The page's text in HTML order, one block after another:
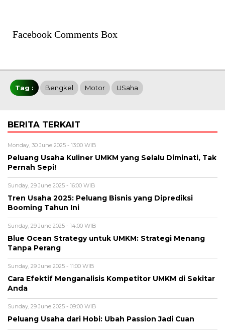
Facebook Comments Box
Tag : Bengkel Motor USaha
BERITA TERKAIT
Monday, 30 June 2025 - 13:00 WIB
Peluang Usaha Kuliner UMKM yang Selalu Diminati, Tak
Pernah Sepi!
Sunday, 29 June 2025 - 16:00 WIB
Tren Usaha 2025: Peluang Bisnis yang Diprediksi
Booming Tahun Ini
Sunday, 29 June 2025 - 14:00 WIB
Blue Ocean Strategy untuk UMKM: Strategi Menang
Tanpa Perang
Sunday, 29 June 2025 - 11:00 WIB
Cara Efektif Menganalisis Kompetitor UMKM di Sekitar
Anda
Sunday, 29 June 2025 - 09:00 WIB
Peluang Usaha dari Hobi: Ubah Passion Jadi Cuan